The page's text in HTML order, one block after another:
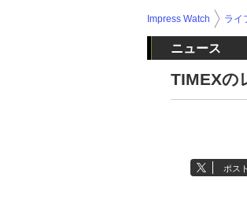
Impress Watch ライ
ニュース
TIMEXの
ポスト